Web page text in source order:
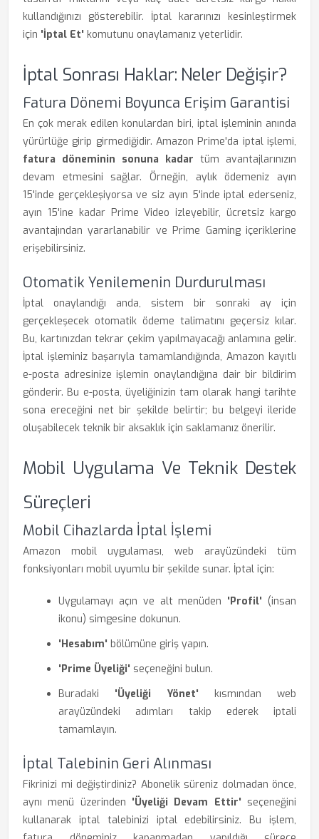
kullandığınızı gösterebilir. İptal kararınızı kesinleştirmek
için 'İptal Et' komutunu onaylamanız yeterlidir.
İptal Sonrası Haklar: Neler Değişir?
Fatura Dönemi Boyunca Erişim Garantisi
En çok merak edilen konulardan biri, iptal işleminin anında
yürürlüğe girip girmediğidir. Amazon Prime'da iptal işlemi,
fatura döneminin sonuna kadar tüm avantajlarınızın
devam etmesini sağlar. Örneğin, aylık ödemeniz ayın
15'inde gerçekleşiyorsa ve siz ayın 5'inde iptal ederseniz,
ayın 15'ine kadar Prime Video izleyebilir, ücretsiz kargo
avantajından yararlanabilir ve Prime Gaming içeriklerine
erişebilirsiniz.
Otomatik Yenilemenin Durdurulması
İptal onaylandığı anda, sistem bir sonraki ay için
gerçekleşecek otomatik ödeme talimatını geçersiz kılar.
Bu, kartınızdan tekrar çekim yapılmayacağı anlamına gelir.
İptal işleminiz başarıyla tamamlandığında, Amazon kayıtlı
e-posta adresinize işlemin onaylandığına dair bir bildirim
gönderir. Bu e-posta, üyeliğinizin tam olarak hangi tarihte
sona ereceğini net bir şekilde belirtir; bu belgeyi ileride
oluşabilecek teknik bir aksaklık için saklamanız önerilir.
Mobil Uygulama Ve Teknik Destek
Süreçleri
Mobil Cihazlarda İptal İşlemi
Amazon mobil uygulaması, web arayüzündeki tüm
fonksiyonları mobil uyumlu bir şekilde sunar. İptal için:
Uygulamayı açın ve alt menüden 'Profil' (insan
ikonu) simgesine dokunun.
'Hesabım' bölümüne giriş yapın.
'Prime Üyeliği' seçeneğini bulun.
Buradaki 'Üyeliği Yönet' kısmından web
arayüzündeki adımları takip ederek iptali
tamamlayın.
İptal Talebinin Geri Alınması
Fikrinizi mi değiştirdiniz? Abonelik süreniz dolmadan önce,
aynı menü üzerinden 'Üyeliği Devam Ettir' seçeneğini
kullanarak iptal talebinizi iptal edebilirsiniz. Bu işlem,